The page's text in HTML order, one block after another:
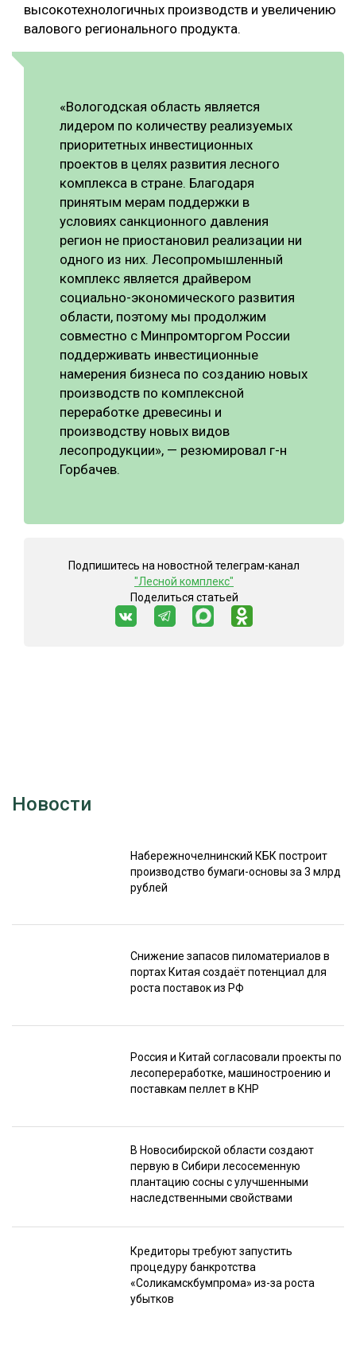
высокотехнологичных производств и увеличению
валового регионального продукта.
«Вологодская область является
лидером по количеству реализуемых
приоритетных инвестиционных
проектов в целях развития лесного
комплекса в стране. Благодаря
принятым мерам поддержки в
условиях санкционного давления
регион не приостановил реализации ни
одного из них. Лесопромышленный
комплекс является драйвером
социально-экономического развития
области, поэтому мы продолжим
совместно с Минпромторгом России
поддерживать инвестиционные
намерения бизнеса по созданию новых
производств по комплексной
переработке древесины и
производству новых видов
лесопродукции», — резюмировал г-н
Горбачев.
Подпишитесь на новостной телеграм-канал
"Лесной комплекс"
Поделиться статьей
Новости
Набережночелнинский КБК построит
производство бумаги-основы за 3 млрд
рублей
Снижение запасов пиломатериалов в
портах Китая создаёт потенциал для
роста поставок из РФ
Россия и Китай согласовали проекты по
лесопереработке, машиностроению и
поставкам пеллет в КНР
В Новосибирской области создают
первую в Сибири лесосеменную
плантацию сосны с улучшенными
наследственными свойствами
Кредиторы требуют запустить
процедуру банкротства
«Соликамскбумпрома» из-за роста
убытков